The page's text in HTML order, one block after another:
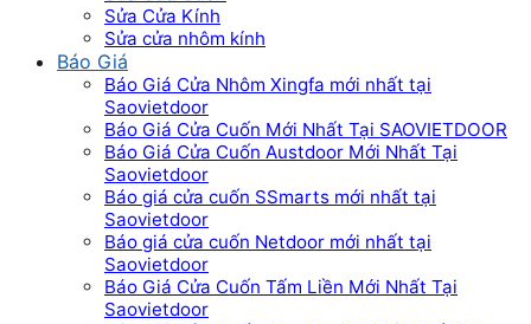
Sửa Cửa Kính
Sửa cửa nhôm kính
Báo Giá
Báo Giá Cửa Nhôm Xingfa mới nhất tại
Saovietdoor
Báo Giá Cửa Cuốn Mới Nhất Tại SAOVIETDOOR
Báo Giá Cửa Cuốn Austdoor Mới Nhất Tại
Saovietdoor
Báo giá cửa cuốn SSmarts mới nhất tại
Saovietdoor
Báo giá cửa cuốn Netdoor mới nhất tại
Saovietdoor
Báo Giá Cửa Cuốn Tấm Liền Mới Nhất Tại
Saovietdoor